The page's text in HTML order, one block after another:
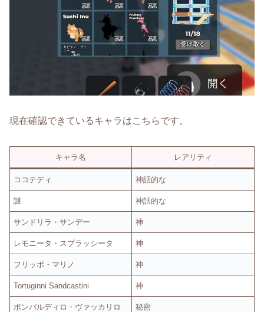
現在確認できているキャラはこちらです。
キャラ名 レアリティ
ココテディ 神話的な
謎 神話的な
サンドリラ・サンデー 神
レモニータ・スプラッシータ 神
フリッポ・マリノ 神
Tortuginni Sandcastini 神
ボンバルディロ・ヴァッカリロ 秘密